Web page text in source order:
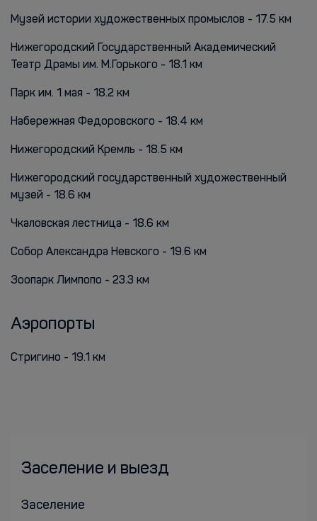
Музей истории художественных промыслов - 17.5 км
Нижегородский Государственный Академический
Театр Драмы им. М.Горького - 18.1 км
Парк им. 1 мая - 18.2 км
Набережная Федоровского - 18.4 км
Нижегородский Кремль - 18.5 км
Нижегородский государственный художественный
музей - 18.6 км
Чкаловская лестница - 18.6 км
Собор Александра Невского - 19.6 км
Зоопарк Лимпопо - 23.3 км
Аэропорты
Стригино - 19.1 км
Заселение и выезд
Заселение